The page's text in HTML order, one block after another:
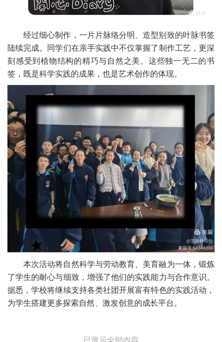
经过细心制作，一片片脉络分明、造型别致的叶脉书签
陆续完成。同学们在亲手实践中不仅掌握了制作工艺，更深
刻感受到植物结构的精巧与自然之美。这些独一无二的书
签，既是科学实践的成果，也是艺术创作的体现。
本次活动将自然科学与劳动教育、美育融为一体，锻炼
了学生的耐心与细致，增强了他们的实践能力与合作意识。
据悉，学校将继续支持各类社团开展富有特色的实践活动，
为学生搭建更多探索自然、激发创意的成长平台。